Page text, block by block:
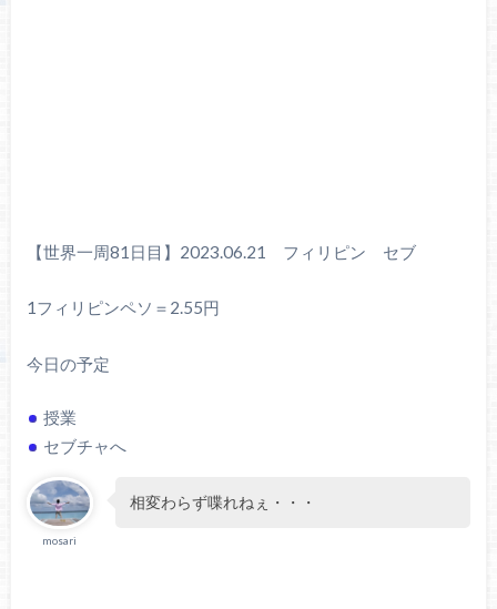
【世界一周81日目】2023.06.21 フィリピン セブ
1フィリピンペソ＝2.55円
今日の予定
授業
セブチャへ
mosari
相変わらず喋れねぇ・・・